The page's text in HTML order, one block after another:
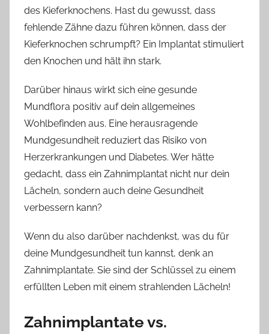
des Kieferknochens. Hast du gewusst, dass
fehlende Zähne dazu führen können, dass der
Kieferknochen schrumpft? Ein Implantat stimuliert
den Knochen und hält ihn stark.
Darüber hinaus wirkt sich eine gesunde
Mundflora positiv auf dein allgemeines
Wohlbefinden aus. Eine herausragende
Mundgesundheit reduziert das Risiko von
Herzerkrankungen und Diabetes. Wer hätte
gedacht, dass ein Zahnimplantat nicht nur dein
Lächeln, sondern auch deine Gesundheit
verbessern kann?
Wenn du also darüber nachdenkst, was du für
deine Mundgesundheit tun kannst, denk an
Zahnimplantate. Sie sind der Schlüssel zu einem
erfüllten Leben mit einem strahlenden Lächeln!
Zahnimplantate vs.